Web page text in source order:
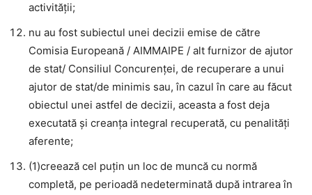
activității;
nu au fost subiectul unei decizii emise de către
Comisia Europeană / AIMMAIPE / alt furnizor de ajutor
de stat/ Consiliul Concurenței, de recuperare a unui
ajutor de stat/de minimis sau, în cazul în care au făcut
obiectul unei astfel de decizii, aceasta a fost deja
executată și creanța integral recuperată, cu penalități
aferente;
(1)creează cel puțin un loc de muncă cu normă
completă, pe perioadă nedeterminată după intrarea în